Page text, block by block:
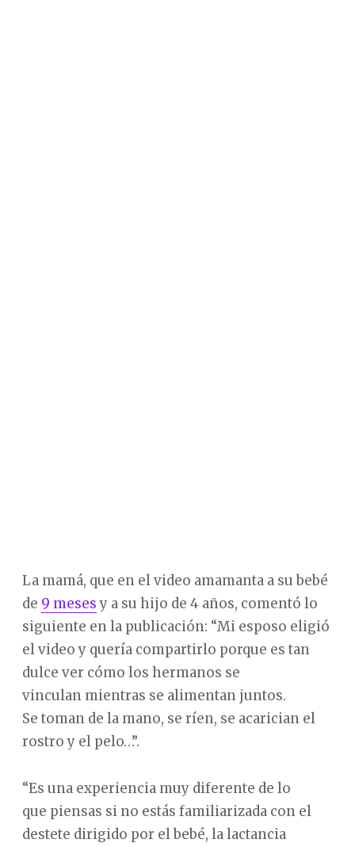
La mamá, que en el video amamanta a su bebé
de 9 mesesy a su hijo de 4 años, comentó lo
siguiente en la publicación: “Mi esposo eligió
el video y quería compartirlo porque es tan
dulce ver cómo los hermanos se
vinculan mientras se alimentan juntos.
Se toman de la mano, se ríen, se acarician el
rostro y el pelo…”.
“Es una experiencia muy diferente de lo
que piensas si no estás familiarizada con el
destete dirigido por el bebé, la lactancia